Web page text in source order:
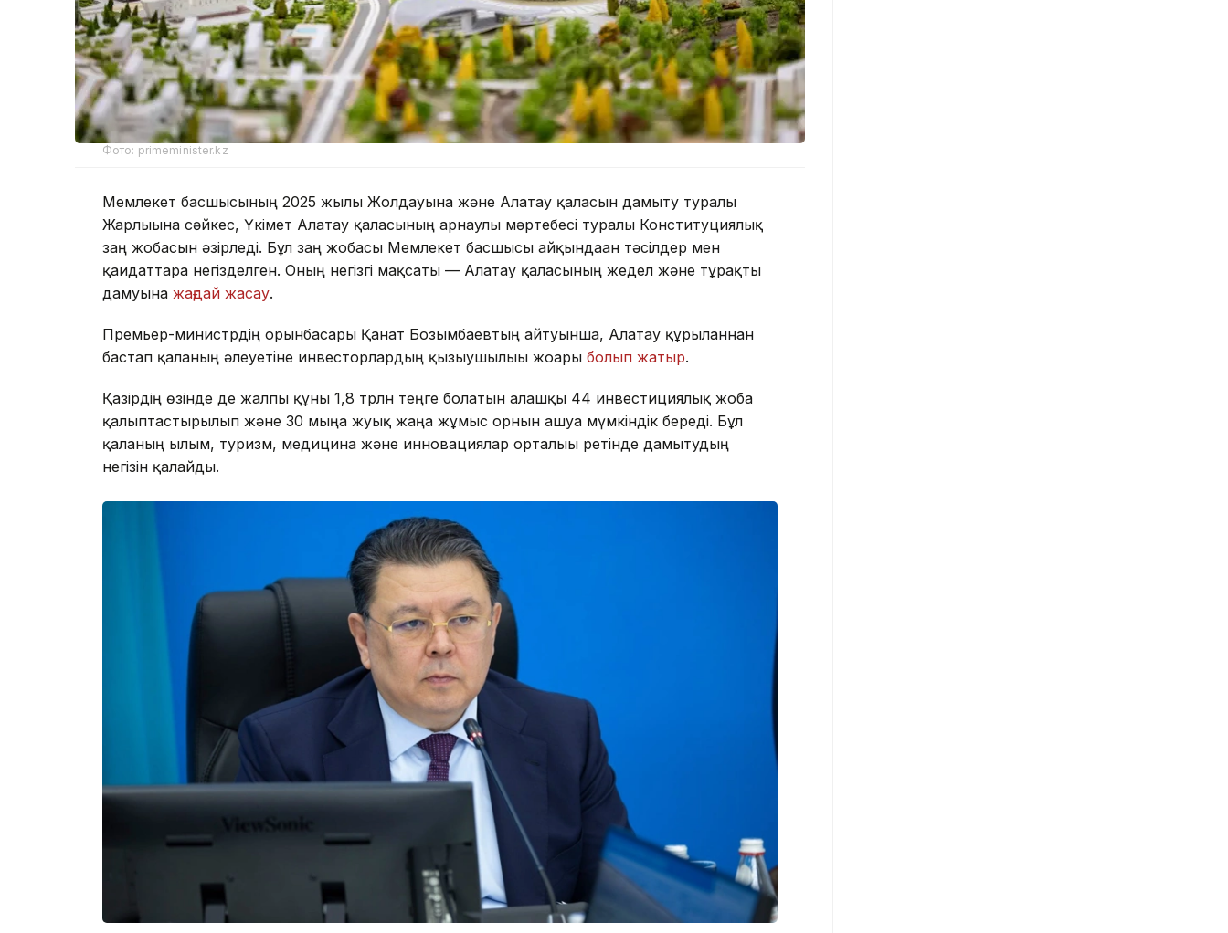
Фото: primeminister.kz
Мемлекет басшысының 2025 жылғы Жолдауына және Алатау қаласын дамыту туралы
Жарлығына сәйкес, Үкімет Алатау қаласының арнаулы мәртебесі туралы Конституциялық
заң жобасын әзірледі. Бұл заң жобасы Мемлекет басшысы айқындаған тәсілдер мен
қағидаттарға негізделген. Оның негізгі мақсаты — Алатау қаласының жедел және тұрақты
дамуына жағдай жасау.
Премьер-министрдің орынбасары Қанат Бозымбаевтың айтуынша, Алатау құрылғаннан
бастап қаланың әлеуетіне инвесторлардың қызығушылығы жоғары болып жатыр.
Қазірдің өзінде де жалпы құны 1,8 трлн теңге болатын алғашқы 44 инвестициялық жоба
қалыптастырылып және 30 мыңға жуық жаңа жұмыс орнын ашуға мүмкіндік береді. Бұл
қаланың ғылым, туризм, медицина және инновациялар орталығы ретінде дамытудың
негізін қалайды.